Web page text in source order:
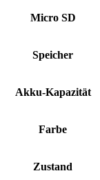
Micro SD
Speicher
Akku-Kapazität
Farbe
Zustand